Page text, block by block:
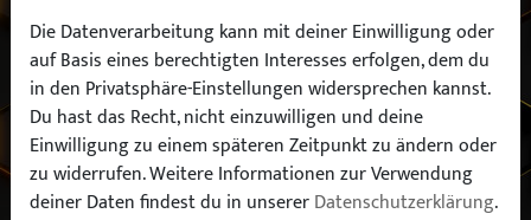
einfach
Hersteller:
Modell:
Die Datenverarbeitung kann mit deiner Einwilligung oder
auf Basis eines berechtigten Interesses erfolgen, dem du
in den Privatsphäre-Einstellungen widersprechen kannst.
Du hast das Recht, nicht einzuwilligen und deine
Einwilligung zu einem späteren Zeitpunkt zu ändern oder
zu widerrufen. Weitere Informationen zur Verwendung
deiner Daten findest du in unsererDatenschutzerklärung.